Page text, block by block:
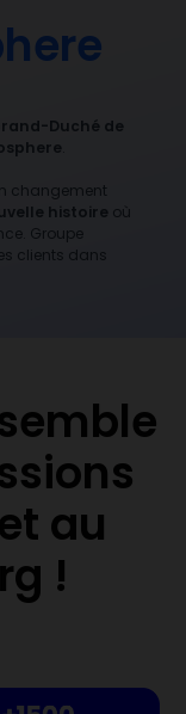
Duché de
changement
histoire où
Groupe
clients dans
au
!